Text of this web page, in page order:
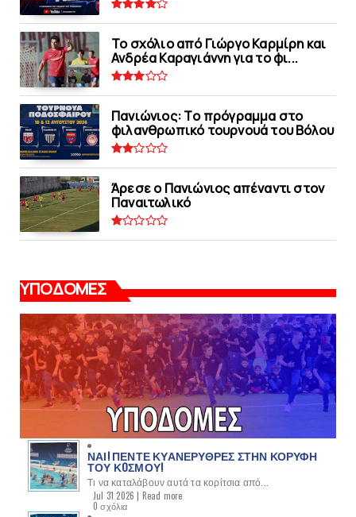
Το σχόλιο από Γιώργο Καρμίρη και
Ανδρέα Καραγιάννη για το φι...
Πανιώνιoς: Tο πρόγραμμα στο
φιλανθρωπικό τουρνουά του Bόλου
Άρεσε ο Πανιώνιος απέναντι στoν
Παναιτωλικό
ΥΠΟΔΟΜΕΣ
ΝΑΙ! ΠΕΝΤΕ ΚΥΑΝΕΡΥΘΡΕΣ ΣΤΗΝ ΚΟΡΥΦΗ
ΤΟΥ ΚOΣΜΟΥ!
Τι να καταλάβουν αυτά τα κορίτσια από...
Jul 31 2026 | Read more
0 σχόλια